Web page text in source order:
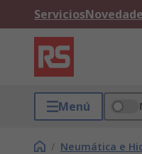
Servicios
Menú
/ Neumática e